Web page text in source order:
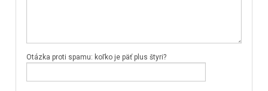
Otázka proti spamu: koľko je päť plus štyri?